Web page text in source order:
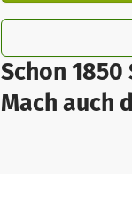
Schon 1850
Mach auch